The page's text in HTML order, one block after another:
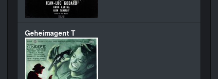
Geheimagent T